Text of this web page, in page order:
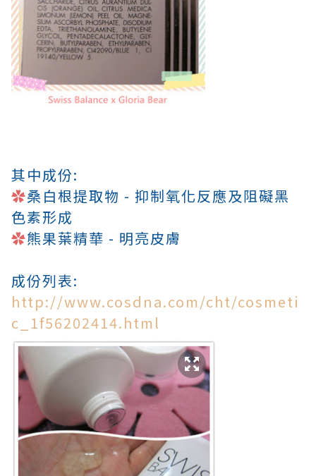
其中成份:
✿桑白根提取物 - 抑制氧化反應及阻礙黑
色素形成
✿熊果葉精華 - 明亮皮膚
成份列表:
http://www.cosdna.com/cht/cosmeti
c_1f56202414.html